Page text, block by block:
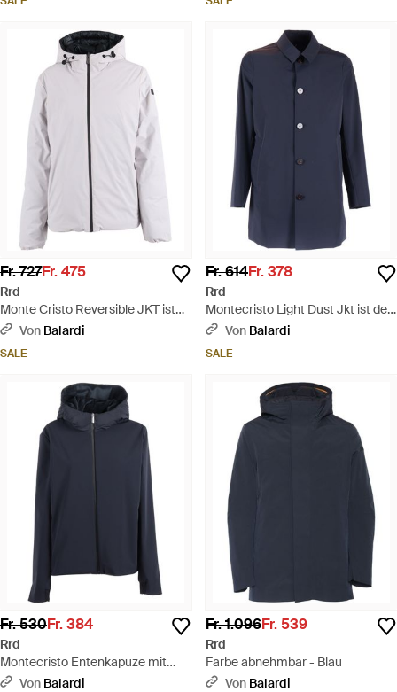
Fr. 727Fr. 475
Rrd
Monte Cristo Reversible JKT ist
der häufigste Fahrzeugtyp. - Blau
Von Balardi
SALE
Fr. 614Fr. 378
Rrd
Montecristo Light Dust Jkt ist der
Name des Spiels - Blau
Von Balardi
SALE
Fr. 530Fr. 384
Rrd
Montecristo Entenkapuze mit
weichem Reißverschluss - Blau
Von Balardi
Fr. 1.096Fr. 539
Rrd
Farbe abnehmbar - Blau
Von Balardi